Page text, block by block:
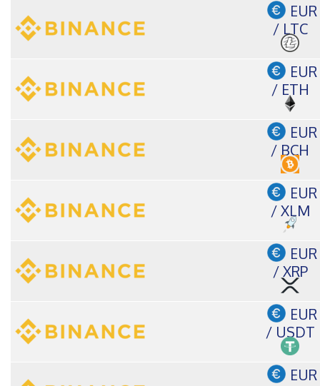
EUR
/ LTC
EUR
/ ETH
EUR
/ BCH
EUR
/ XLM
EUR
/ XRP
EUR
/ USDT
EUR